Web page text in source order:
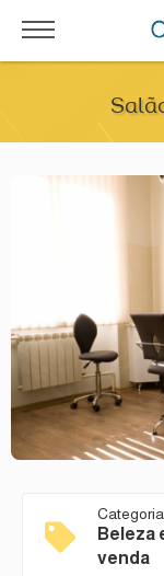
Categoria
Beleza
venda